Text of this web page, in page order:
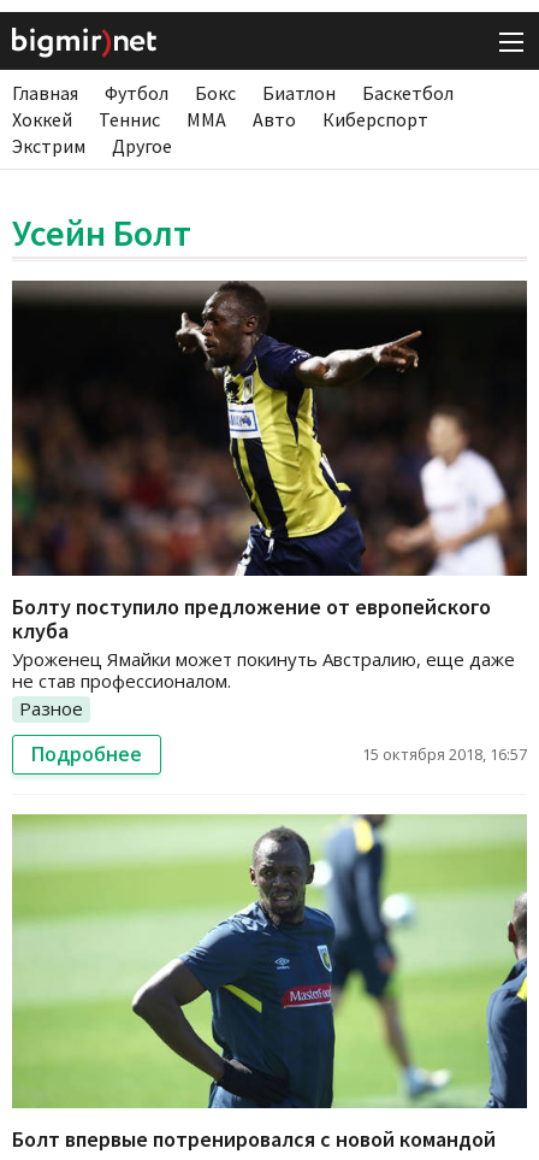
Главная Футбол Бокс Биатлон
Баскетбол
Хоккей
Теннис ММА Авто
Киберспорт
Экстрим
Другое
Усейн Болт
Болту поступило предложение от европейского
клуба
Уроженец Ямайки может покинуть Австралию, еще даже
не став профессионалом.
Разное
Подробнее 15 октября 2018, 16:57
Болт впервые потренировался с новой командой